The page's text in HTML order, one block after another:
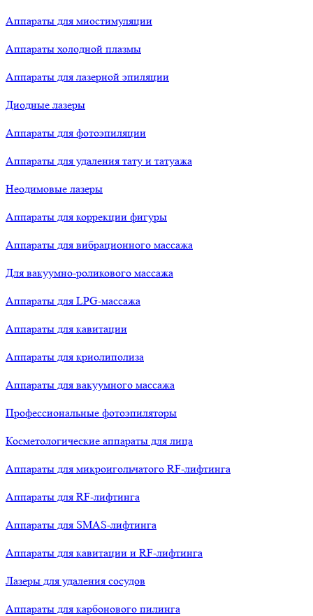
Аппараты для миостимуляции
Аппараты холодной плазмы
Аппараты для лазерной эпиляции
Диодные лазеры
Аппараты для фотоэпиляции
Аппараты для удаления тату и татуажа
Неодимовые лазеры
Аппараты для коррекции фигуры
Аппараты для вибрационного массажа
Для вакуумно-роликового массажа
Аппараты для LPG-массажа
Аппараты для кавитации
Аппараты для криолиполиза
Аппараты для вакуумного массажа
Профессиональные фотоэпиляторы
Косметологические аппараты для лица
Аппараты для микроигольчатого RF-лифтинга
Аппараты для RF-лифтинга
Аппараты для SMAS-лифтинга
Аппараты для кавитации и RF-лифтинга
Лазеры для удаления сосудов
Аппараты для карбонового пилинга